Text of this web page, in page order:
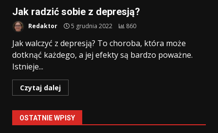
Jak radzić sobie z depresją?
Redaktor 5 grudnia 2022 860
Jak walczyć z depresją? To choroba, która może
dotknąć każdego, a jej efekty są bardzo poważne.
Istnieje...
Czytaj dalej
OSTATNIE WPISY